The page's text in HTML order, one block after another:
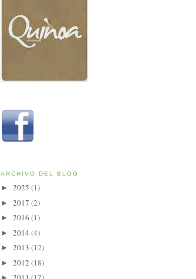
ARCHIVO DEL BLOG
► 2025 (1)
► 2017 (2)
► 2016 (1)
► 2014 (4)
► 2013 (12)
► 2012 (18)